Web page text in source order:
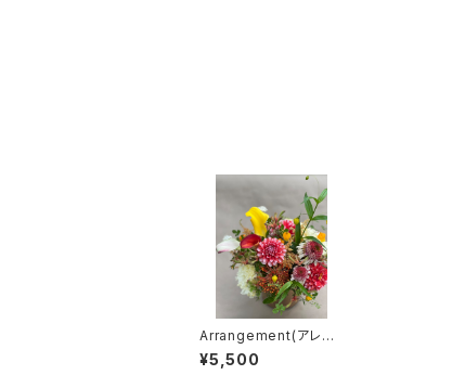
Arrangement(アレン
ジメント) ［S］
¥5,500